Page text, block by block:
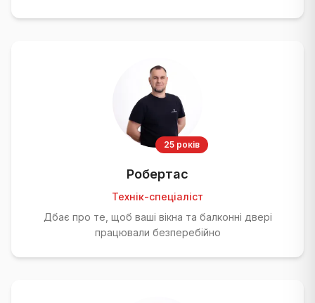
25 років
Робертас
Технік-спеціаліст
Дбає про те, щоб ваші вікна та балконні двері
працювали безперебійно